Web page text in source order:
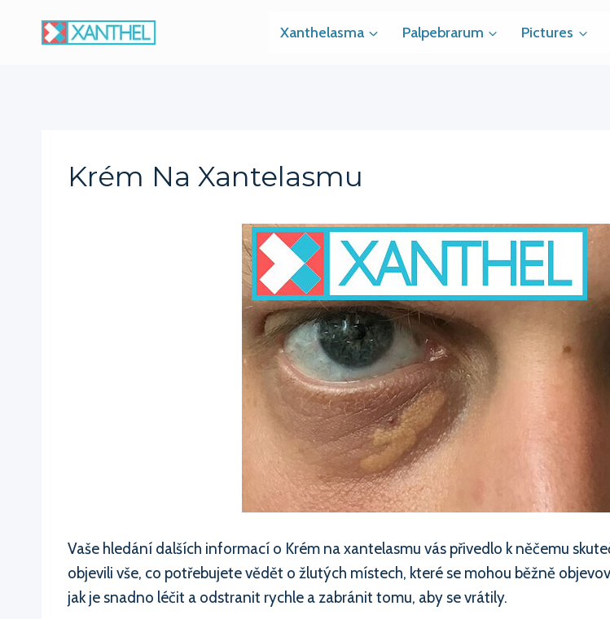
Xanthelasma Palpebrarum Pictures
Krém Na Xantelasmu
Vaše hledání dalších informací o Krém na xantelasmu vás přivedlo k něčemu
objevili vše, co potřebujete vědět o žlutých místech, které se mohou běžně
jak je snadno léčit a odstranit rychle a zabránit tomu, aby se vrátily.